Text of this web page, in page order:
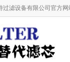
滤设备有限公司官方网